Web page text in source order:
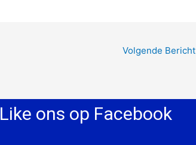
Volgende Bericht
Like ons op Facebook